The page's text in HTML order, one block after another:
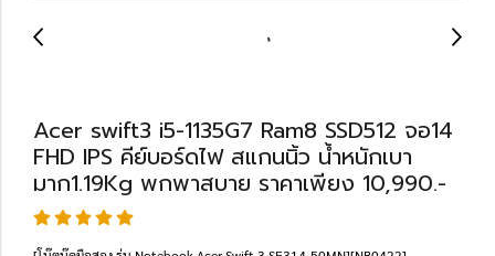
Acer swift3 i5-1135G7 Ram8 SSD512 จอ14
FHD IPS คีย์บอร์ดไฟ สแกนนิ้ว น้ำหนักเบา
มาก1.19Kg พกพาสบาย ราคาเพียง 10,990.-